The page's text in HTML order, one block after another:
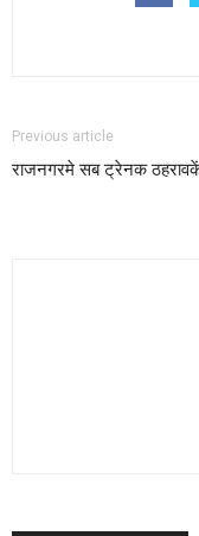
Previous article
राजनगरमे सब ट्रेनक